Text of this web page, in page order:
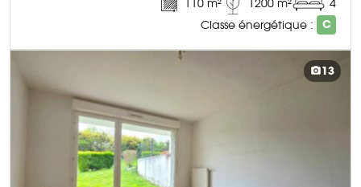
110 m² 1200 m²
4
Classe énergétique :
C
13